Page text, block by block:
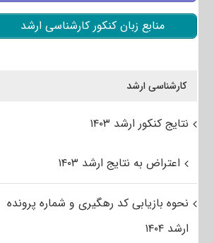
منابع زبان کنکور کارشناسی ارشد
کارشناسی ارشد
نتایج کنکور ارشد ۱۴۰۳
اعتراض به نتایج ارشد ۱۴۰۳
نحوه بازیابی کد رهگیری و شماره پرونده
ارشد ۱۴۰۴